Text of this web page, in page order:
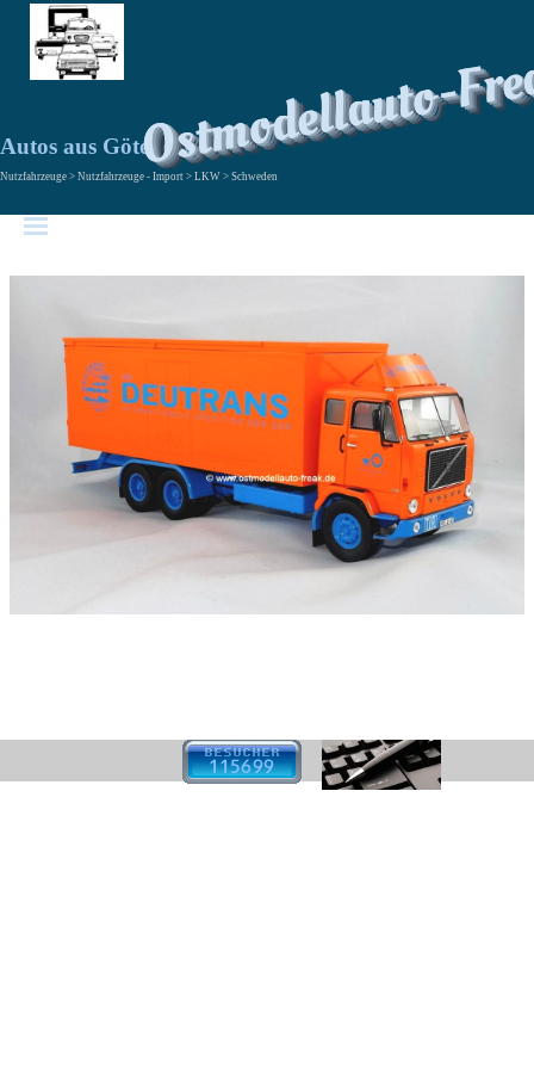
Ostmodellauto-
Autos aus Göteborg
Nutzfahrzeuge > Nutzfahrzeuge - Import > LKW > Schweden